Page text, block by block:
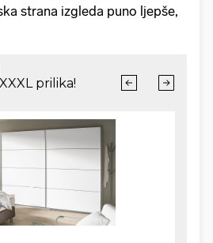
strana izgleda puno ljepše,